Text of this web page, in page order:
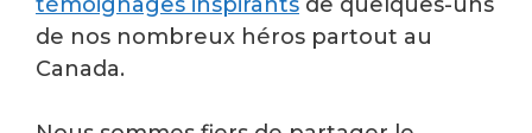
de nos nombreux héros partout au
Canada.